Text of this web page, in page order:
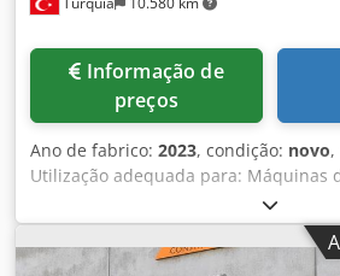
preços
Ano de fabrico: 2023, condição: novo
Utilização adequada para: Máquinas
Capacidade do espaço de carga: 500
Abmek Garantia: 6 meses